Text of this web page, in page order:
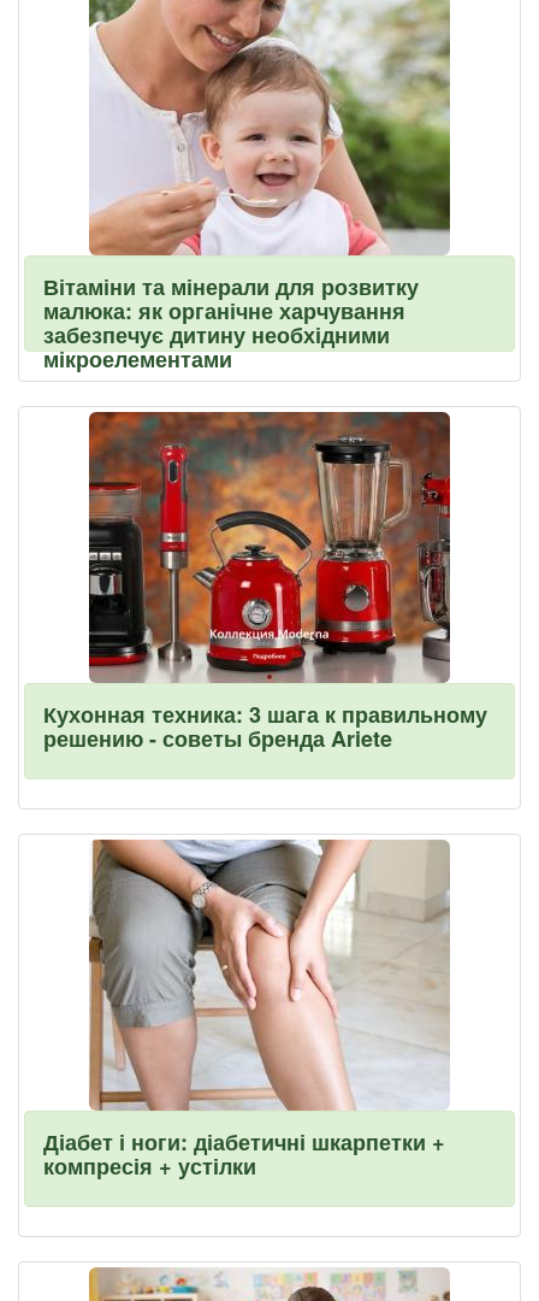
Вітаміни та мінерали для розвитку
малюка: як органічне харчування
забезпечує дитину необхідними
мікроелементами
Кухонная техника: 3 шага к правильному
решению - советы бренда Ariete
Діабет і ноги: діабетичні шкарпетки +
компресія + устілки